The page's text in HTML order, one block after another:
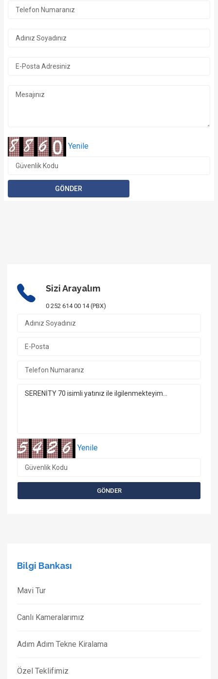
1/22 Fotoğraf
Yenile
Sizi Arayalım
0 252 614 00 14 (PBX)
Yenile
Bilgi Bankası
Mavi Tur
Canlı Kameralarımız
Adım Adım Tekne Kiralama
Özel Teklifimiz